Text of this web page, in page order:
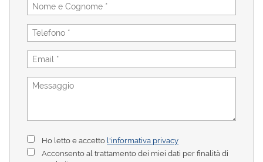
Ho letto e accetto l'informativa privacy
Acconsento al trattamento dei miei dati per finalità di